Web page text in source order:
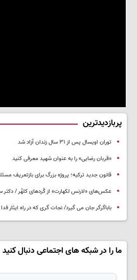
پربازدیدترین
توران اویسال پس از ۳۱ سال زندان آزاد شد
«قربان رضایی» را به عنوان شهید معرفی کنید
قانون جدید ترکیه؛ پروژه بزرگ‌ برای بازتعریف
عکس‌های «لارنس لکهارت» از کُردهای کلهُر /
باباگرگر جان می گیرد/ نجات گری که در راه ایثار
ما را در شبکه های اجتماعی دنبال کنید